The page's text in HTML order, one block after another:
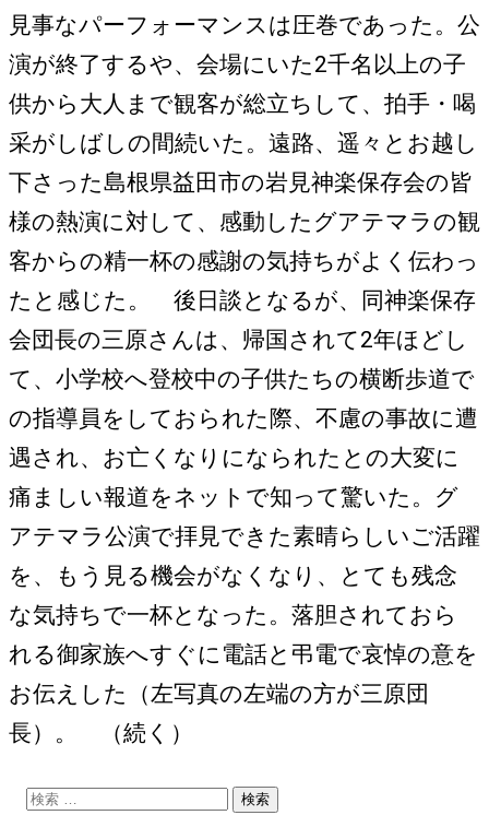
見事なパーフォーマンスは圧巻であった。公
演が終了するや、会場にいた2千名以上の子
供から大人まで観客が総立ちして、拍手・喝
采がしばしの間続いた。遠路、遥々とお越し
下さった島根県益田市の岩見神楽保存会の皆
様の熱演に対して、感動したグアテマラの観
客からの精一杯の感謝の気持ちがよく伝わっ
たと感じた。 後日談となるが、同神楽保存
会団長の三原さんは、帰国されて2年ほどし
て、小学校へ登校中の子供たちの横断歩道で
の指導員をしておられた際、不慮の事故に遭
遇され、お亡くなりになられたとの大変に
痛ましい報道をネットで知って驚いた。グ
アテマラ公演で拝見できた素晴らしいご活躍
を、もう見る機会がなくなり、とても残念
な気持ちで一杯となった。落胆されておら
れる御家族へすぐに電話と弔電で哀悼の意を
お伝えした（左写真の左端の方が三原団
長）。 （続く）
検